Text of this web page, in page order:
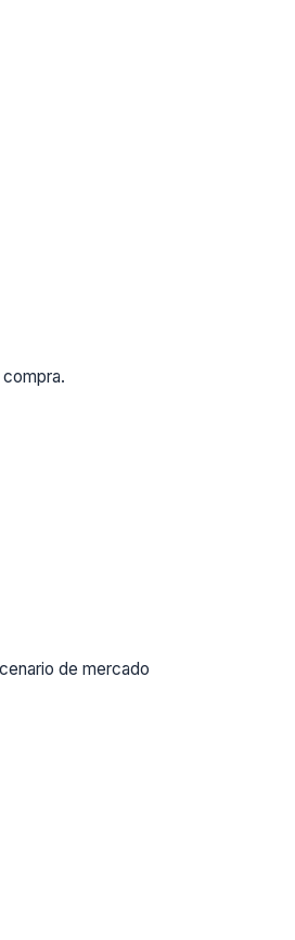
de mercado